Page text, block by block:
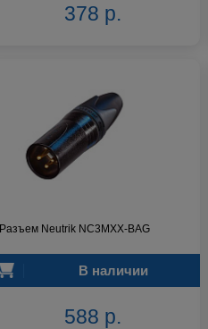
378 р.
Разъем Neutrik NC3MXX-BAG
В наличии
588 р.